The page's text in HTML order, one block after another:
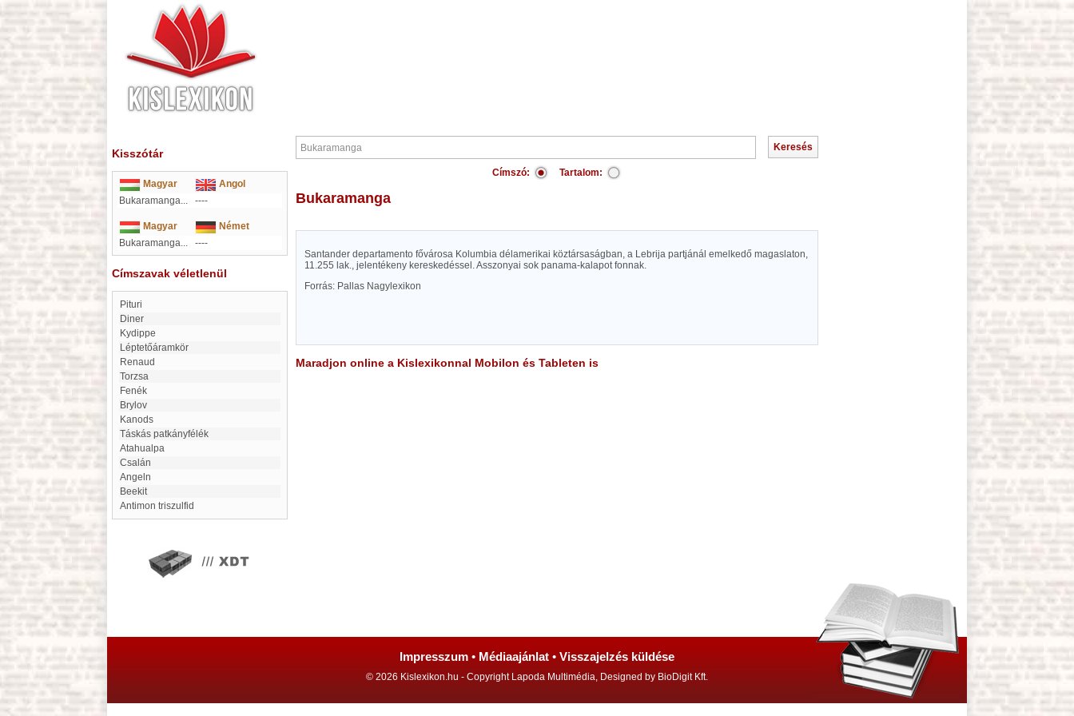
Kisszótár
Magyar
Angol
Bukaramanga...
----
Magyar
Német
Bukaramanga...
----
Címszavak véletlenül
Pituri
diner
Kydippe
léptetőáramkör
Renaud
Torzsa
Fenék
Brylov
Kanods
Táskás patkányfélék
Atahualpa
Csalán
Angeln
Beekit
Antimon triszulfid
Címszó: Tartalom:
Bukaramanga
Santander departamento fővárosa Kolumbia délamerikai köztársaságban, a Lebrija partjánál emelkedő magaslaton,
11.255 lak., jelentékeny kereskedéssel. Asszonyai sok panama-kalapot fonnak.
Forrás: Pallas Nagylexikon
Maradjon online a Kislexikonnal Mobilon és Tableten is
Impresszum • Médiaajánlat • Visszajelzés küldése
© 2026 Kislexikon.hu - Copyright Lapoda Multimédia, Designed by BioDigit Kft.